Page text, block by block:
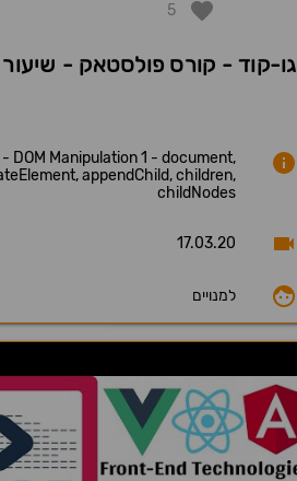
5
גו-קוד - קורס פולסטאק - שיעור 15
DOM Manipulation 1 - document,
appendChild, children,
childNodes
17.03.20
למנויים